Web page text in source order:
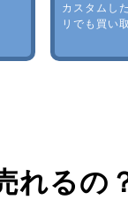
カスタムし
リでも買い
れるの